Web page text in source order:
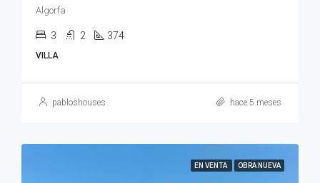
Algorfa
3 2 374
VILLA
pabloshouses hace 5 meses
EN VENTA OBRA NUEVA